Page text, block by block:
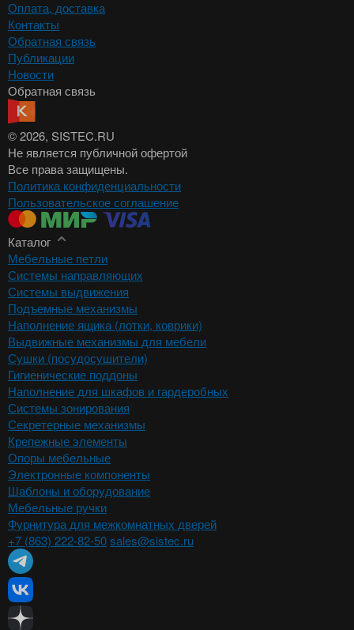
Оплата, доставка
Контакты
Обратная связь
Публикации
Новости
Обратная связь
© 2026, SISTEC.RU
Не является публичной офертой
Все права защищены.
Политика конфиденциальности
Пользовательское соглашение
Каталог
Мебельные петли
Системы направляющих
Системы выдвижения
Подъемные механизмы
Наполнение ящика (лотки, коврики)
Выдвижные механизмы для мебели
Сушки (посудосушители)
Гигиенические поддоны
Наполнение для шкафов и гардеробных
Системы зонирования
Секретерные механизмы
Крепежные элементы
Опоры мебельные
Электронные компоненты
Шаблоны и оборудование
Мебельные ручки
Фурнитура для межкомнатных дверей
+7 (863) 222-82-50sales@sistec.ru